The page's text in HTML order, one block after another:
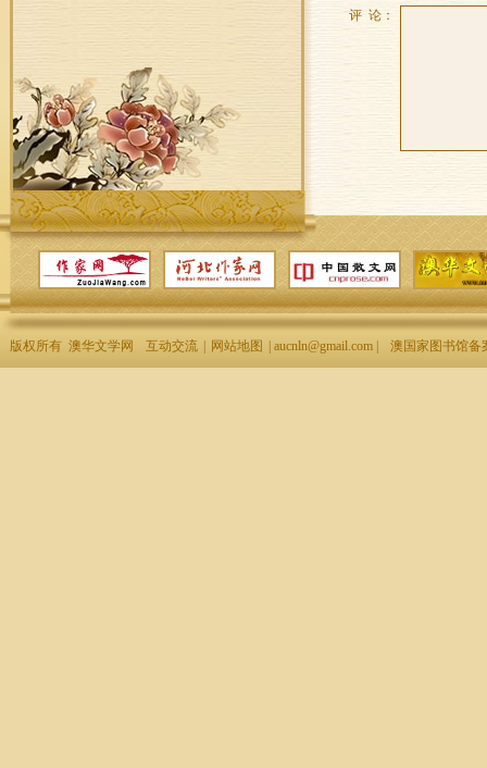
评 论：
版权所有 澳华文学网 互动交流 网站地图 | aucnln@gmail.com | 澳国家图书馆备